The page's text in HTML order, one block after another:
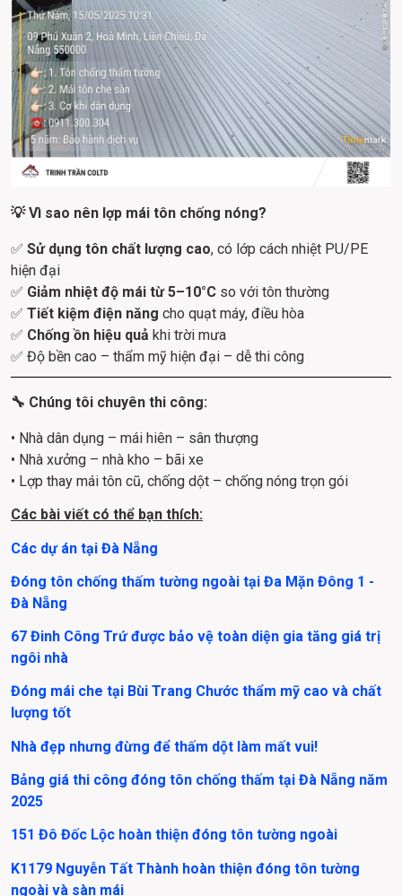
💡 Vì sao nên lợp mái tôn chống nóng?
✅ Sử dụng tôn chất lượng cao, có lớp cách nhiệt PU/PE
hiện đại
✅ Giảm nhiệt độ mái từ 5–10°C so với tôn thường
✅ Tiết kiệm điện năng cho quạt máy, điều hòa
✅ Chống ồn hiệu quả khi trời mưa
✅ Độ bền cao – thẩm mỹ hiện đại – dễ thi công
🔧 Chúng tôi chuyên thi công:
• Nhà dân dụng – mái hiên – sân thượng
• Nhà xưởng – nhà kho – bãi xe
• Lợp thay mái tôn cũ, chống dột – chống nóng trọn gói
Các bài viết có thể bạn thích:
Các dự án tại Đà Nẵng
Đóng tôn chống thấm tường ngoài tại Đa Mặn Đông 1 -
Đà Nẵng
67 Đinh Công Trứ được bảo vệ toàn diện gia tăng giá trị
ngôi nhà
Đóng mái che tại Bùi Trang Chước thẩm mỹ cao và chất
lượng tốt
Nhà đẹp nhưng đừng để thấm dột làm mất vui!
Bảng giá thi công đóng tôn chống thấm tại Đà Nẵng năm
2025
151 Đô Đốc Lộc hoàn thiện đóng tôn tường ngoài
K1179 Nguyễn Tất Thành hoàn thiện đóng tôn tường
ngoài và sàn mái